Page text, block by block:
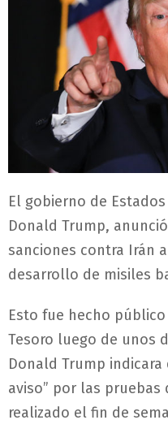
El gobierno de
Donald Trump,
sanciones contra Irán
desarrollo de misiles
Esto fue hecho
Tesoro luego de unos
Donald Trump
aviso” por las
realizado el fin de